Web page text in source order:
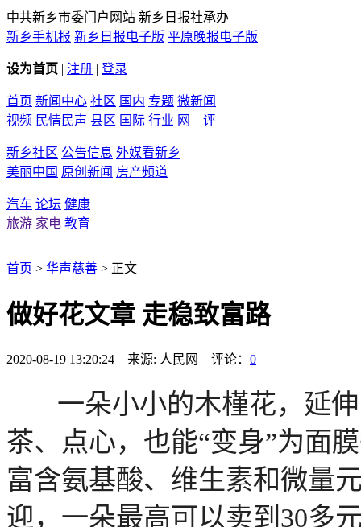
中共新乡市委门户网站 新乡日报社承办
新乡手机报 新乡日报电子版 平原晚报电子版
设为首页 | 注册 | 登录
首页 新闻中心 社区 国内 专题 微新闻
视频 民情民声 县区 国际 行业 网 评
新乡社区 公告信息 外媒看新乡
美丽中国 原创新闻 房产频道
汽车 论坛 健康
旅游 家电 教育
首页 > 华声慈善 > 正文
做好花文章 走稳致富路
2020-08-19 13:20:24 来源: 人民网 评论： 0
一朵小小的木槿花，延伸
茶、点心，也能“变身”为面
富含氨基酸、维生素和微量
迎，一朵最高可以卖到30多